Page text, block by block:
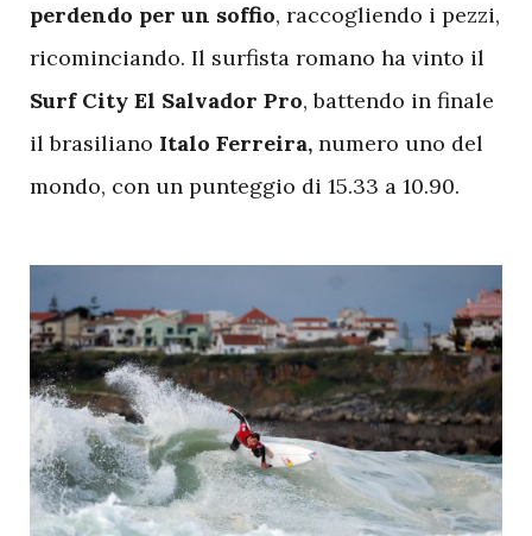
perdendo per un soffio, raccogliendo i pezzi,
ricominciando. Il surfista romano ha vinto il
Surf City El Salvador Pro, battendo in finale
il brasiliano Italo Ferreira, numero uno del
mondo, con un punteggio di 15.33 a 10.90.